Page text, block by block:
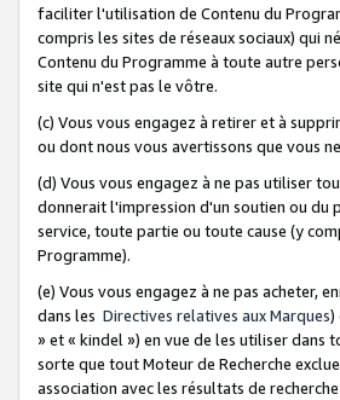
faciliter l'utilisation de Contenu du
compris les sites de réseaux sociaux) qui
Contenu du Programme à toute autre
site qui n'est pas le vôtre.
(c) Vous vous engagez à retirer et à
ou dont nous vous avertissons que vous
(d) Vous vous engagez à ne pas utiliser
donnerait l'impression d'un soutien ou du
service, toute partie ou toute cause (y
Programme).
(e) Vous vous engagez à ne pas acheter,
dans les Directives relatives aux Marques)
» et « kindel ») en vue de les utiliser dans
sorte que tout Moteur de Recherche
association avec les résultats de